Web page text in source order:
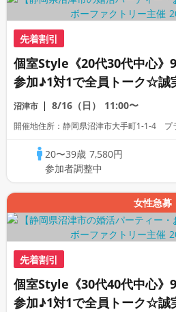
先着割引
個室Style《20代30代中心》
参加♪1対1で全員トーク☆誠
活パーティー
沼津市 8/16（日） 11:00〜
開催地住所：静岡県沼津市大手町1-1-4 プ
20〜39歳 7,580円
参加者調整中
女性急募
先着割引
個室Style《30代40代中心》
参加♪1対1で全員トーク☆誠